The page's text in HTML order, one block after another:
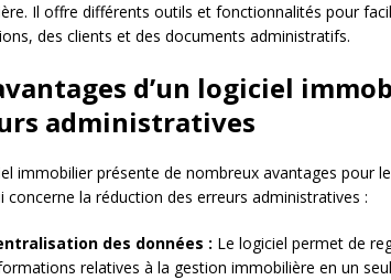
Il offre différents outils et fonctionnalités pour
des clients et des documents administratifs.
d’un logiciel
administratives
immobilier présente de nombreux avantages pour
concerne la réduction des erreurs administratives :
des données : Le logiciel permet de
relatives à la gestion immobilière en un